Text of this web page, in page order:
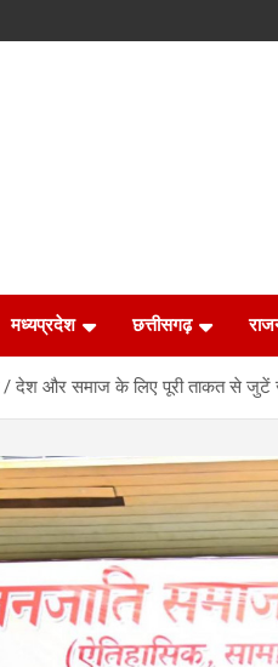
मध्यप्रदेश छत्तीसगढ़
देश और समाज के लिए पूरी ताकत से जुटें